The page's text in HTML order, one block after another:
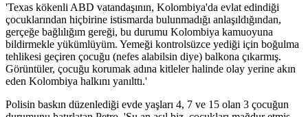
'Texas kökenli ABD vatandaşının, Kolombiya'da evlat edindiği
çocuklarından hiçbirine istismarda bulunmadığı anlaşıldığından,
gerçeğe bağlılığım gereği, bu durumu Kolombiya kamuoyuna
bildirmekle yükümlüyüm. Yemeği kontrolsüzce yediği için boğulma
tehlikesi geçiren çocuğu (nefes alabilsin diye) balkona çıkarmış.
Görüntüler, çocuğu korumak adına kitleler halinde olay yerine akın
eden Kolombiya halkını yanılttı.'
Polisin baskın düzenlediği evde yaşları 4, 7 ve 15 olan 3 çocuğun